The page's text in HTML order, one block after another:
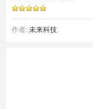
作者: 未来科技